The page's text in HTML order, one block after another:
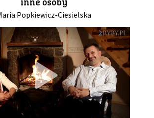
Popkiewicz-Ciesielska